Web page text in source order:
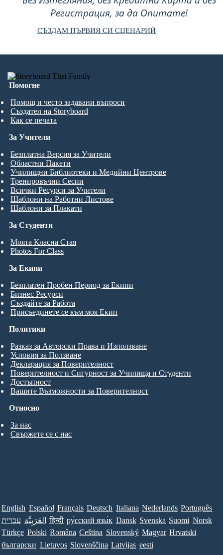
Регистрация, за да Опитате!
СЪЗДАМ ПЪРВИЯ СИ СЦЕНАРИЙ
Помогне
Помощ и често задавани въпроси
Създател на Storyboard
Как се печата
За Студенти
Моята Класна Стая
Photos For Class
За Учители
Безплатна Версия за Учители
Областни Пакети
Училищни Библиотеки и Медийни Центрове
Тренировъчни Сесии
Всички Ресурси за Учители
Шаблони на Работни Листове
Шаблони за Плакати
За Екипи
Безплатен Пробен Период за Екипи
Бизнес Ресурси
Създайте за Работа
Присъединете се към моя Екип
Относно
За нас
Свържете се с нас
Политики
Разказ за Авторски Права и Използване
Условия за Ползване
Декларация за Поверителност
Поверителност и Сигурност за Училища и Студенти
Достъпност
Вашите Възможности за Поверителност
English Español Français Deutsch Italiana Nederlands Português
עברית العَرَبِيَّة हिन्दी ру́сский язы́к Dansk Svenska Suomi Norsk
Türkçe Polski Româna Ceština Slovenský Magyar Hrvatski
български Lietuvos Slovenščina Latvijas eesti